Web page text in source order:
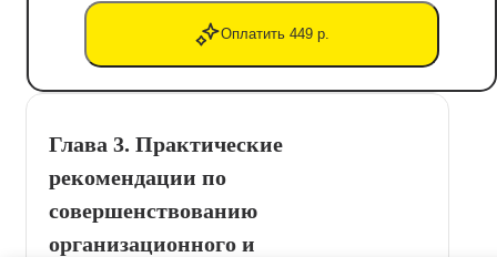
Оплатить 449 р.
Глава 3. Практические
рекомендации по
совершенствованию
организационного и